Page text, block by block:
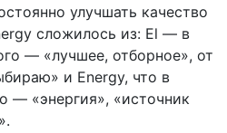
улучшать качество
сложилось из: El — в
— «лучшее, отборное», от
и Energy, что в
— «энергия», «источник